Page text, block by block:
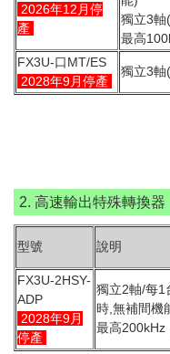
2026年12月停
產
獨立3軸
最高
FX3U-口MT/ES
2028年9月停產
獨立3軸
2. 高速輸出特殊轉換器
型號 說明
FX3U-2HSY-
ADP
2028年9月
停產
獨立2軸/每1
時,無補間機
最高200kHz